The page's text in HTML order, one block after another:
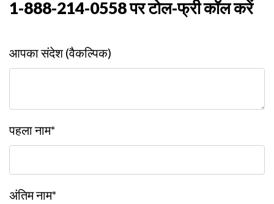
1-888-214-0558 पर टोल-फ्रीकॉल करें
आपका संदेश (वैकल्पिक)
पहला नाम*
अंतिम नाम*